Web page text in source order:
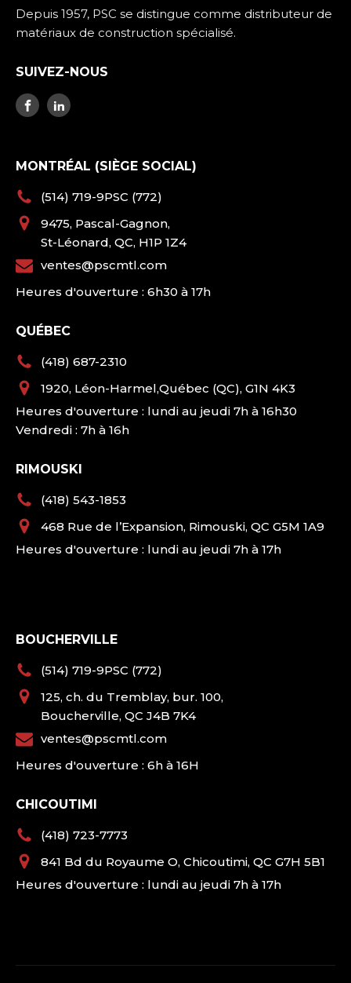
Depuis 1957, PSC se distingue comme distributeur de
matériaux de construction spécialisé.
SUIVEZ-NOUS
MONTRÉAL (SIÈGE SOCIAL)
(514) 719-9PSC (772)
9475, Pascal-Gagnon,
St-Léonard, QC, H1P 1Z4
ventes@pscmtl.com
Heures d'ouverture : 6h30 à 17h
QUÉBEC
(418) 687-2310
1920, Léon-Harmel,Québec (QC), G1N 4K3
Heures d'ouverture : lundi au jeudi 7h à 16h30
Vendredi : 7h à 16h
RIMOUSKI
(418) 543-1853
468 Rue de l’Expansion, Rimouski, QC G5M 1A9
Heures d'ouverture : lundi au jeudi 7h à 17h
BOUCHERVILLE
(514) 719-9PSC (772)
125, ch. du Tremblay, bur. 100,
Boucherville, QC J4B 7K4
ventes@pscmtl.com
Heures d'ouverture : 6h à 16H
CHICOUTIMI
(418) 723-7773
841 Bd du Royaume O, Chicoutimi, QC G7H 5B1
Heures d'ouverture : lundi au jeudi 7h à 17h